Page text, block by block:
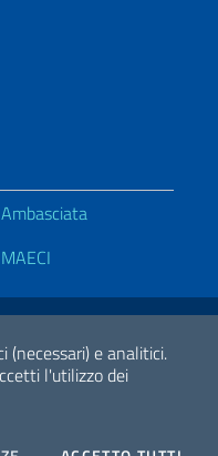
(necessari) e analitici.
l'utilizzo dei